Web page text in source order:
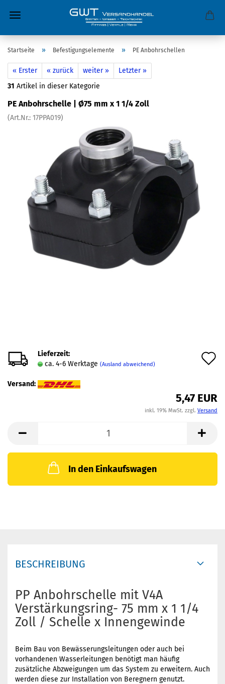
Startseite » Befestigungselemente » PE Anbohrschellen
« Erster « zurück weiter »
Letzter »
31 Artikel in dieser Kategorie
PE Anbohrschelle | Ø75 mm x 1 1/4 Zoll
(Art.Nr.: 17PPA019)
Lieferzeit:
ca. 4-6 Werktage (Ausland abweichend)
Versand:
5,47 EUR
inkl. 19% MwSt. zzgl. Versand
In den Einkaufswagen
BESCHREIBUNG
PP Anbohrschelle mit V4A
Verstärkungsring- 75 mm x 1 1/4
Zoll / Schelle x Innengewinde
Beim Bau von Bewässerungsleitungen oder auch bei
vorhandenen Wasserleitungen benötigt man häufig
zusätzliche Abzweigungen um das System zu erweitern. Auch
werden diese zur Installation von Beregnern genutzt.